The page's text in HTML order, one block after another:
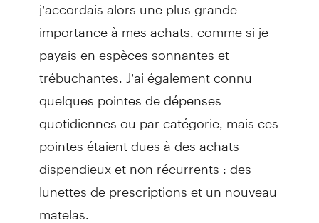
importance à mes achats, comme si je
payais en espèces sonnantes et
trébuchantes. J’ai également connu
quelques pointes de dépenses
quotidiennes ou par catégorie, mais ces
pointes étaient dues à des achats
dispendieux et non récurrents : des
lunettes de prescriptions et un nouveau
matelas.